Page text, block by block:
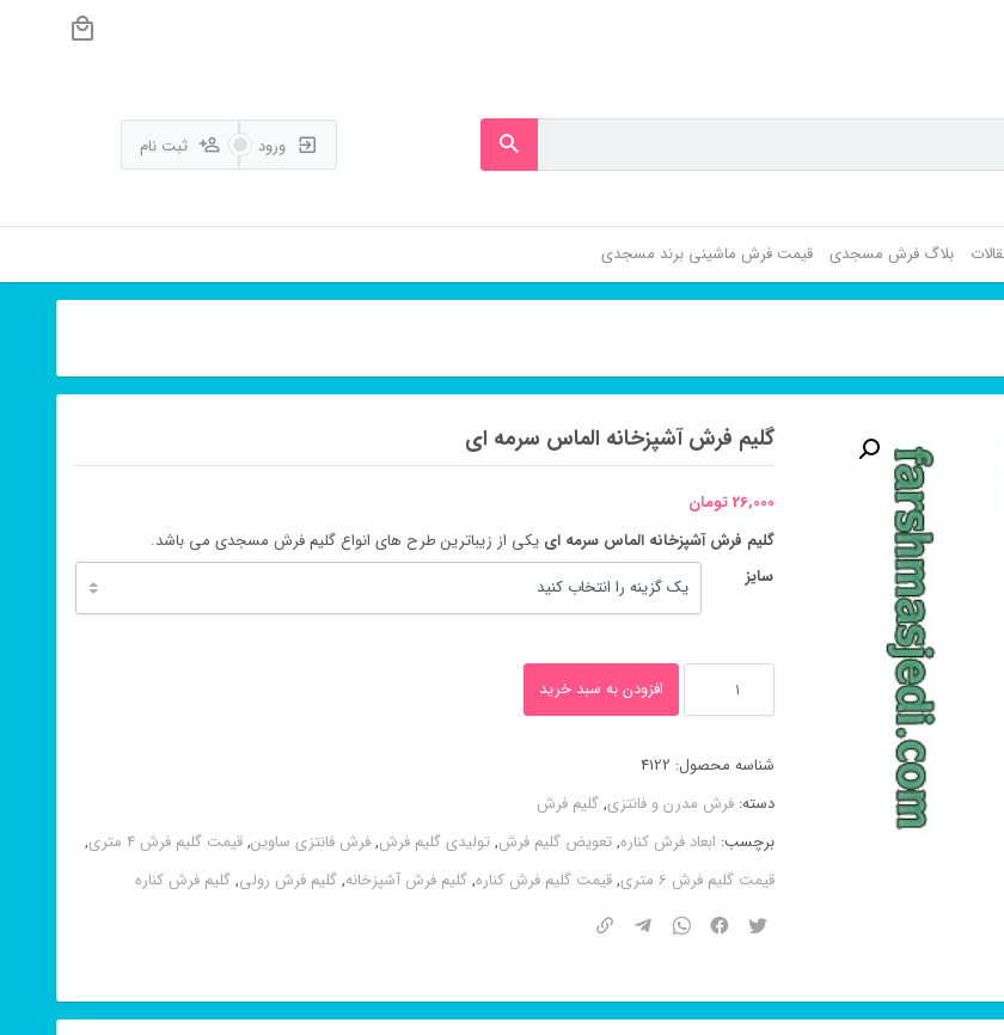
ورود ثبت نام
بلاگ فرش مسجدی قیمت فرش ماشینی برند مسجدی
گلیم فرش آشپزخانه الماس سرمه ای
26,000 تومان
گلیم فرش آشپزخانه الماس سرمه اییکی از زیباترین طرح های انواع گلیم فرش مسجدی می باشد.
سایز
فرش
آشپزخانه
الماس
ای
افزودن به سبد خرید
شناسه محصول: 4122
دسته:فرش مدرن و فانتزی,گلیم فرش
برچسب: ابعاد فرش کناره,تعویض گلیم فرش,تولیدی گلیم فرش,فرش فانتزی ساوین,قیمت گلیم فرش 4 متری
,
قیمت گلیم فرش 6 متری
,قیمت گلیم فرش کناره,گلیم فرش آشپزخانه,گلیم فرش رولی,گلیم فرش کناره